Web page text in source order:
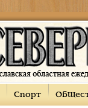
Спорт